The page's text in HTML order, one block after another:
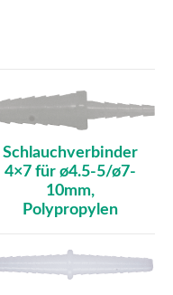
Schlauchverbinder
4×7 für ø4.5-5/ø7-
10mm,
Polypropylen